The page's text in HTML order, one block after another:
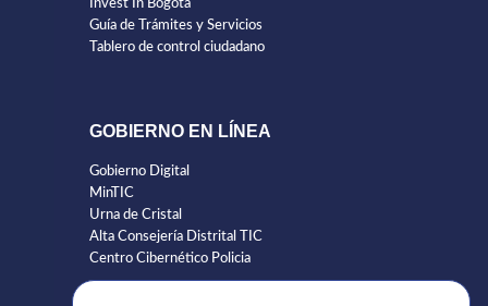
Invest In Bogotá
Guía de Trámites y Servicios
Tablero de control ciudadano
GOBIERNO EN LÍNEA
Gobierno Digital
MinTIC
Urna de Cristal
Alta Consejería Distrital TIC
Centro Cibernético Policia